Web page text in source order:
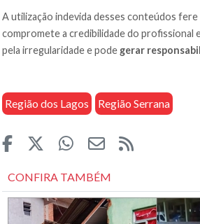
A utilização indevida desses conteúdos fere
compromete a credibilidade do profissional
pela irregularidade e pode gerar
Região dos Lagos Região Serrana
CONFIRA TAMBÉM